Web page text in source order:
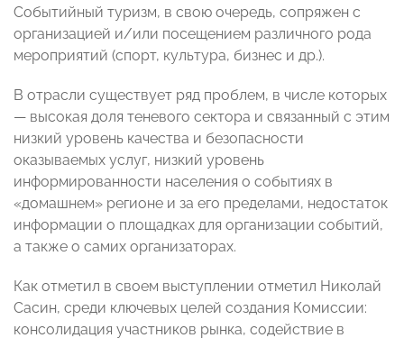
Событийный туризм, в свою очередь, сопряжен с
организацией и/или посещением различного рода
мероприятий (спорт, культура, бизнес и др.).
В отрасли существует ряд проблем, в числе которых
— высокая доля теневого сектора и связанный с этим
низкий уровень качества и безопасности
оказываемых услуг, низкий уровень
информированности населения о событиях в
«домашнем» регионе и за его пределами, недостаток
информации о площадках для организации событий,
а также о самих организаторах.
Как отметил в своем выступлении отметил Николай
Сасин, среди ключевых целей создания Комиссии:
консолидация участников рынка, содействие в